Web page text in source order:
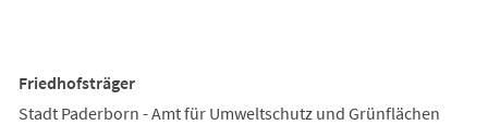
Friedhofsträger
Stadt Paderborn - Amt für Umweltschutz und Grünflächen